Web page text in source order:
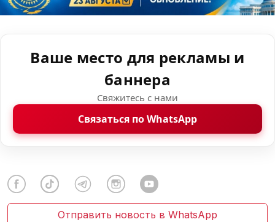
Ваше место для рекламы и
баннера
Свяжитесь с нами
Связаться по WhatsApp
Отправить новость в WhatsApp